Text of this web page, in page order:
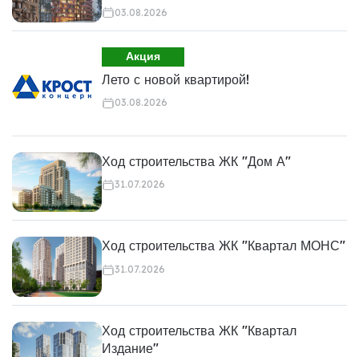
03.08.2026
Акция
Лето с новой квартирой!
03.08.2026
Ход строительства ЖК "Дом А"
31.07.2026
Ход строительства ЖК "Квартал МОНС"
31.07.2026
Ход строительства ЖК "Квартал
Издание"